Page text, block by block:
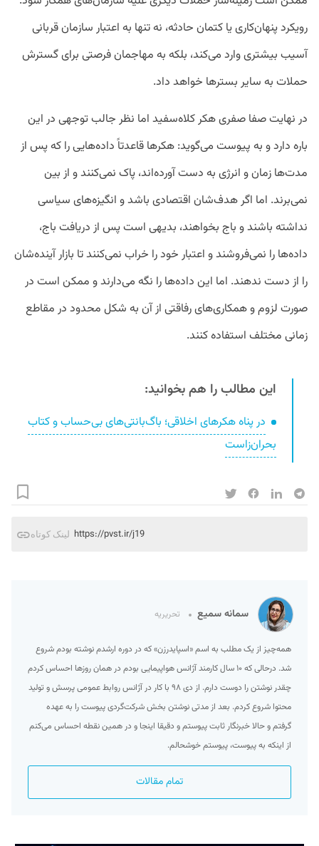
رویکرد پنهان‌کاری یا کتمان حادثه، نه تنها به اعتبار سازمان قربانی
آسیب بیشتری وارد می‌کند، بلکه به مهاجمان فرصتی برای گسترش
حملات به سایر بسترها خواهد داد.
در نهایت صفا صفری هکر کلاه‌سفید اما نظر جالب توجهی در این
باره دارد و به پیوست می‌گوید: هکرها قاعدتاً داده‌هایی را که پس از
مدت‌ها زمان و انرژی به دست آورده‌اند، پاک نمی‌کنند و از بین
نمی‌برند. اما اگر هدف‌شان اقتصادی باشد و انگیزه‌های سیاسی
نداشته باشند و باج بخواهند، بدیهی است پس از دریافت باج،
داده‌ها را نمی‌فروشند و اعتبار خود را خراب نمی‌کنند تا بازار آینده‌شان
را از دست ندهند. اما این داده‌ها را نگه می‌دارند و ممکن است در
صورت لزوم و همکاری‌های رفاقتی از آن به شکل محدود در مقاطع
زمانی مختلف استفاده کنند.
این مطالب را هم بخوانید:
در پناه هکرهای اخلاقی؛ باگ‌بانتی‌های بی‌حساب و کتاب
بحران‌زاست
لینک کوتاه https://pvst.ir/j19
سمانه سمیع تحریریه
همه‌چیز از یک مطلب به اسم «اسپایدرزن» که در دوره ارشدم نوشته بودم شروع
شد. درحالی که ۱۰ سال کارمند آژانس هواپیمایی بودم در همان روزها احساس کردم
چقدر نوشتن را دوست دارم. از دی ۹۸ با کار در آژانس روابط عمومی پرسش و تولید
محتوا شروع کردم. بعد از مدتی نوشتن بخش شرکت‌گردی پیوست را به عهده
گرفتم و حالا خبرنگار ثابت پیوستم و دقیقا اینجا و در همین نقطه احساس می‌کنم
از اینکه به پیوست، پیوستم خوشحالم.
تمام مقالات